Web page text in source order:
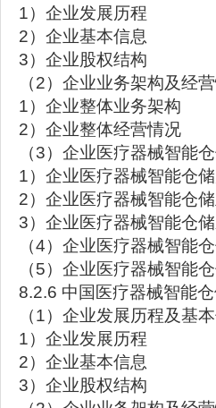
1）企业发展历程
2）企业基本信息
3）企业股权结构
（2）企业业务架构及经
1）企业整体业务架构
2）企业整体经营情况
（3）企业医疗器械智能
1）企业医疗器械智能仓
2）企业医疗器械智能仓
3）企业医疗器械智能仓
（4）企业医疗器械智能
（5）企业医疗器械智能
8.2.6 中国医疗器械智能
（1）企业发展历程及基
1）企业发展历程
2）企业基本信息
3）企业股权结构